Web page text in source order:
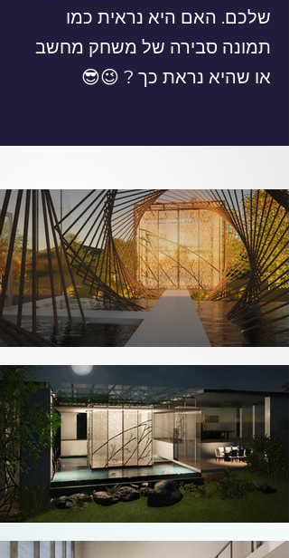
שלכם. האם היא נראית כמו
תמונה סבירה של משחק מחשב
או שהיא נראת כך ? 😉😎